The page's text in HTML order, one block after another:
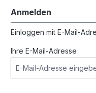
Anmelden
Einloggen mit E-Mail-
Ihre E-Mail-Adresse